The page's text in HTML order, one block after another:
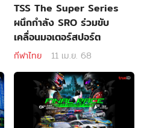
TSS The Super Series
ผนึกกำลัง SRO ร่วมขับ
เคลื่อนมอเตอร์สปอร์ต
กีฬาไทย 11 เม.ย. 68